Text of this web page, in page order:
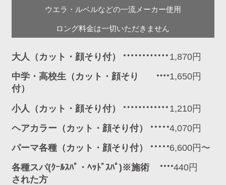
ウエラ・ルベルなどの一流メーカー使用
ロング料金は一切いただきません
大人（カット・顔そり付）
1,870円
中学・高校生（カット・顔そり
付）
1,650円
小人（カット・顔そり付）
1,210円
ヘアカラー（カット・顔そり付）
4,070円
パーマ各種（カット・顔そり付）
6,600円〜
各種スパ(ｸｰﾙｽﾊﾟ・ﾍｯﾄﾞｽﾊﾟ)※施術
された方
440円